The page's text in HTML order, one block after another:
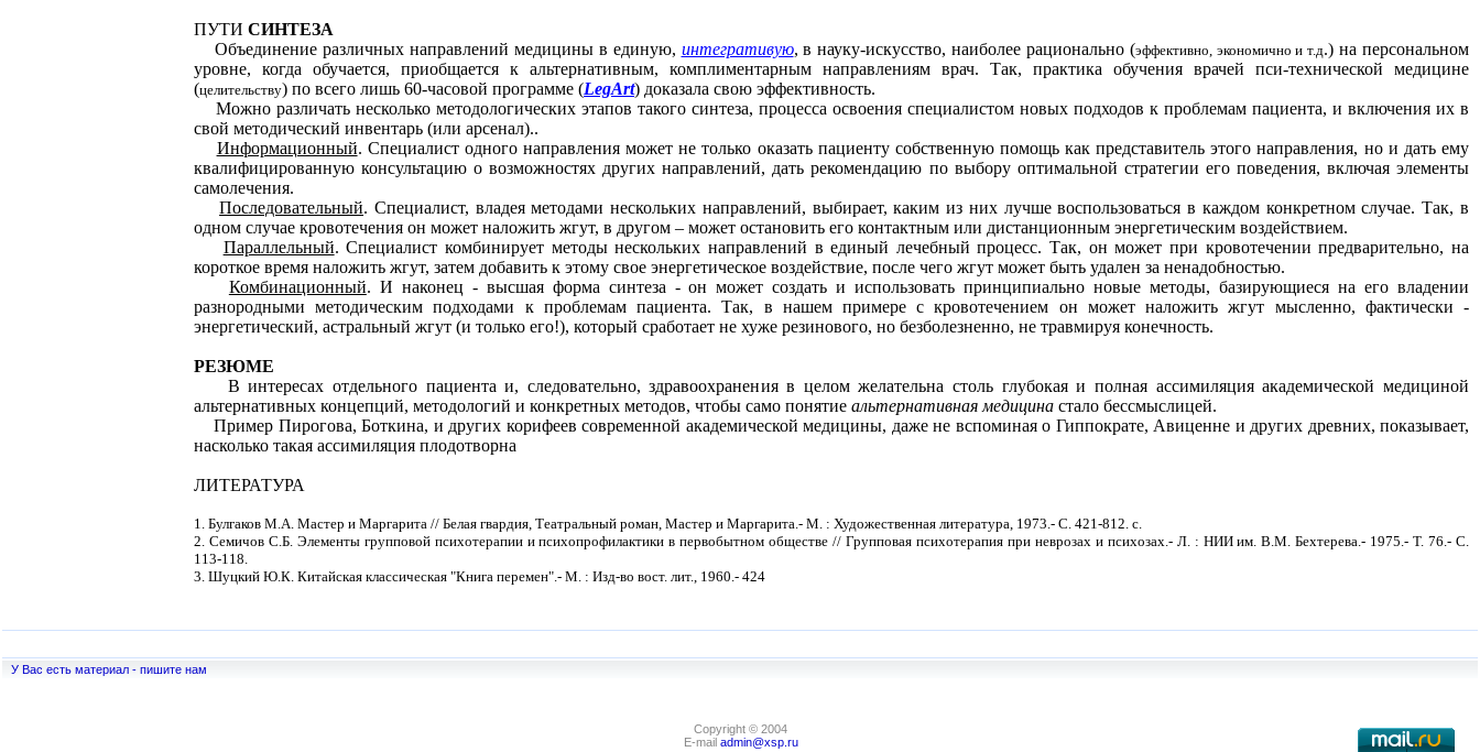
ПУТИ СИНТЕЗА
Объединение различных направлений медицины в единую, интегративую, в науку-искусство, наиболее рационально (эффективно, экономично и т.д.) на персональном
уровне, когда обучается, приобщается к альтернативным, комплиментарным направлениям врач. Так, практика обучения врачей пси-технической медицине
(целительству) по всего лишь 60-часовой программе (LegArt) доказала свою эффективность.
Можно различать несколько методологических этапов такого синтеза, процесса освоения специалистом новых подходов к проблемам пациента, и включения их в
свой методический инвентарь (или арсенал)..
Информационный. Специалист одного направления может не только оказать пациенту собственную помощь как представитель этого направления, но и дать ему
квалифицированную консультацию о возможностях других направлений, дать рекомендацию по выбору оптимальной стратегии его поведения, включая элементы
самолечения.
Последовательный. Специалист, владея методами нескольких направлений, выбирает, каким из них лучше воспользоваться в каждом конкретном случае. Так, в
одном случае кровотечения он может наложить жгут, в другом – может остановить его контактным или дистанционным энергетическим воздействием.
Параллельный. Специалист комбинирует методы нескольких направлений в единый лечебный процесс. Так, он может при кровотечении предварительно, на
короткое время наложить жгут, затем добавить к этому свое энергетическое воздействие, после чего жгут может быть удален за ненадобностью.
Комбинационный. И наконец - высшая форма синтеза - он может создать и использовать принципиально новые методы, базирующиеся на его владении
разнородными методическим подходами к проблемам пациента. Так, в нашем примере с кровотечением он может наложить жгут мысленно, фактически -
энергетический, астральный жгут (и только его!), который сработает не хуже резинового, но безболезненно, не травмируя конечность.
РЕЗЮМЕ
В интересах отдельного пациента и, следовательно, здравоохранения в целом желательна столь глубокая и полная ассимиляция академической медициной
альтернативных концепций, методологий и конкретных методов, чтобы само понятие альтернативная медицина стало бессмыслицей.
Пример Пирогова, Боткина, и других корифеев современной академической медицины, даже не вспоминая о Гиппократе, Авиценне и других древних, показывает,
насколько такая ассимиляция плодотворна
ЛИТЕРАТУРА
1. Булгаков М.А. Мастер и Маргарита // Белая гвардия, Театральный роман, Мастер и Маргарита.- М. : Художественная литература, 1973.- С. 421-812. с.
2. Семичов С.Б. Элементы групповой психотерапии и психопрофилактики в первобытном обществе // Групповая психотерапия при неврозах и психозах.- Л. : НИИ им. В.М. Бехтерева.- 1975.- Т. 76.- С.
113-118.
3. Шуцкий Ю.К. Китайская классическая "Книга перемен".- М. : Изд-во вост. лит., 1960.- 424
У Вас есть материал - пишите нам
Copyright © 2004
E-mail admin@xsp.ru